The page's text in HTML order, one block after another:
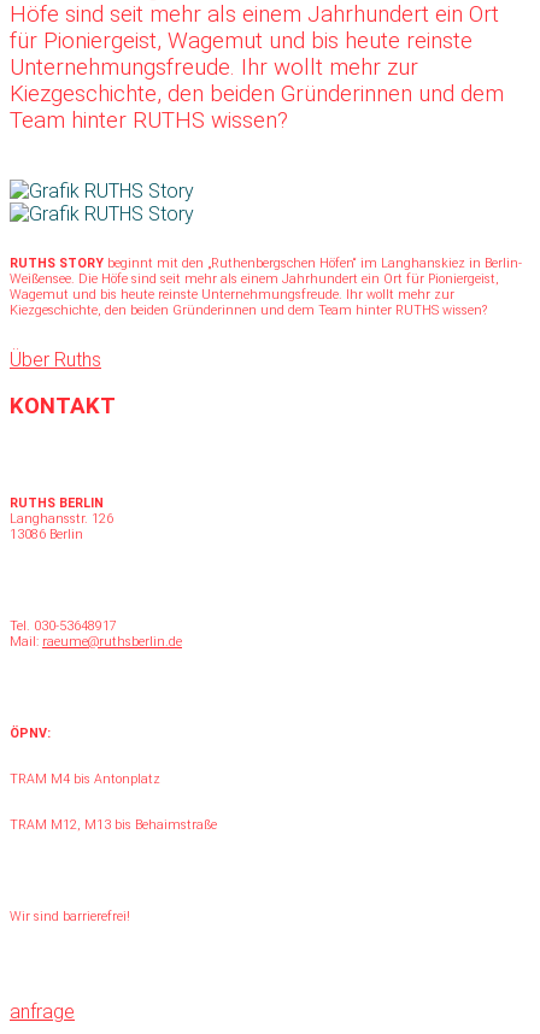
Höfe sind seit mehr als einem Jahrhundert ein Ort
für Pioniergeist, Wagemut und bis heute reinste
Unternehmungsfreude. Ihr wollt mehr zur
Kiezgeschichte, den beiden Gründerinnen und dem
Team hinter RUTHS wissen?
RUTHS STORY beginnt mit den „Ruthenbergschen Höfen“ im Langhanskiez in Berlin-
Weißensee. Die Höfe sind seit mehr als einem Jahrhundert ein Ort für Pioniergeist,
Wagemut und bis heute reinste Unternehmungsfreude. Ihr wollt mehr zur
Kiezgeschichte, den beiden Gründerinnen und dem Team hinter RUTHS wissen?
Über Ruths
KONTAKT
RUTHS BERLIN
Langhansstr. 126
13086 Berlin
Tel. 030-53648917
Mail: raeume@ruthsberlin.de
ÖPNV:
TRAM M4 bis Antonplatz
TRAM M12, M13 bis Behaimstraße
Wir sind barrierefrei!
anfrage